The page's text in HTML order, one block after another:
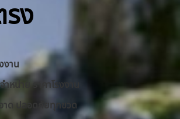
รง
งาน
หน่าย ราคาโรงงาน
าด ปลอดภัยทุกขวด